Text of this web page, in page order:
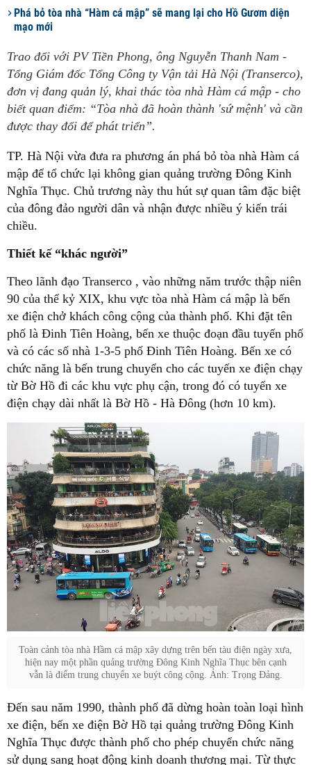
Phá bỏ tòa nhà “Hàm cá mập” sẽ mang lại cho Hồ Gươm diện
mạo mới
Trao đổi với PV Tiền Phong, ông Nguyễn Thanh Nam -
Tổng Giám đốc Tổng Công ty Vận tải Hà Nội (Transerco),
đơn vị đang quản lý, khai thác tòa nhà Hàm cá mập - cho
biết quan điểm: “Tòa nhà đã hoàn thành 'sứ mệnh' và cần
được thay đổi để phát triển”.
TP. Hà Nội vừa đưa ra phương án phá bỏ tòa nhà Hàm cá
mập để tổ chức lại không gian quảng trường Đông Kinh
Nghĩa Thục. Chủ trương này thu hút sự quan tâm đặc biệt
của đông đảo người dân và nhận được nhiều ý kiến trái
chiều.
Thiết kế “khác người”
Theo lãnh đạo Transerco , vào những năm trước thập niên
90 của thể kỷ XIX, khu vực tòa nhà Hàm cá mập là bến
xe điện chở khách công cộng của thành phố. Khi đặt tên
phố là Đinh Tiên Hoàng, bến xe thuộc đoạn đầu tuyến phố
và có các số nhà 1-3-5 phố Đinh Tiên Hoàng. Bến xe có
chức năng là bến trung chuyển cho các tuyến xe điện chạy
từ Bờ Hồ đi các khu vực phụ cận, trong đó có tuyến xe
điện chạy dài nhất là Bờ Hồ - Hà Đông (hơn 10 km).
Toàn cảnh tòa nhà Hầm cá mập xây dựng trên bến tàu điện ngày xưa,
hiện nay một phần quảng trường Đông Kinh Nghĩa Thục bên cạnh
vẫn là điểm trung chuyển xe buýt công cộng. Ảnh: Trọng Đảng.
Đến sau năm 1990, thành phố đã dừng hoàn toàn loại hình
xe điện, bến xe điện Bờ Hồ tại quảng trường Đông Kinh
Nghĩa Thục được thành phố cho phép chuyển chức năng
sử dụng sang hoạt động kinh doanh thương mại. Từ thực